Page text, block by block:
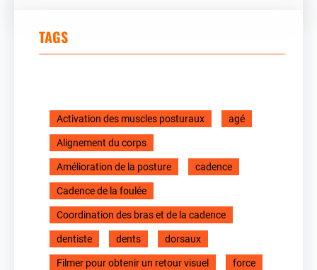
TAGS
Activation des muscles posturaux agé
Alignement du corps
Amélioration de la posture cadence
Cadence de la foulée
Coordination des bras et de la cadence
dentiste dents dorsaux
Filmer pour obtenir un retour visuel force